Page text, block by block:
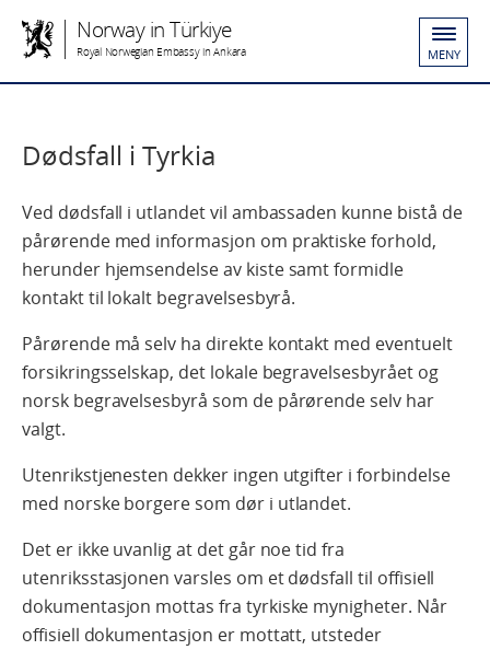
Norway in Türkiye
Royal Norwegian Embassy in Ankara MENY
Dødsfall i Tyrkia
Ved dødsfall i utlandet vil ambassaden kunne bistå de
pårørende med informasjon om praktiske forhold,
herunder hjemsendelse av kiste samt formidle
kontakt til lokalt begravelsesbyrå.
Pårørende må selv ha direkte kontakt med eventuelt
forsikringsselskap, det lokale begravelsesbyrået og
norsk begravelsesbyrå som de pårørende selv har
valgt.
Utenrikstjenesten dekker ingen utgifter i forbindelse
med norske borgere som dør i utlandet.
Det er ikke uvanlig at det går noe tid fra
utenriksstasjonen varsles om et dødsfall til offisiell
dokumentasjon mottas fra tyrkiske mynigheter. Når
offisiell dokumentasjon er mottatt, utsteder